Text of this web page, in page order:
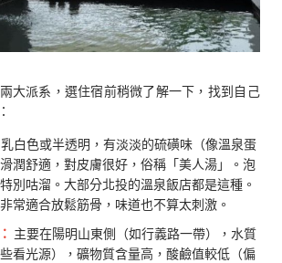
大派系，選住宿前稍微了解一下，找到自己
乳白色或半透明，有淡淡的硫磺味（像溫泉蛋
潤舒適，對皮膚很好，俗稱「美人湯」。泡
別咕溜。大部分北投的溫泉飯店都是這種。
常適合放鬆筋骨，味道也不算太刺激。
主要在陽明山東側（如行義路一帶），水質
看光源），礦物質含量高，酸鹼值較低（偏